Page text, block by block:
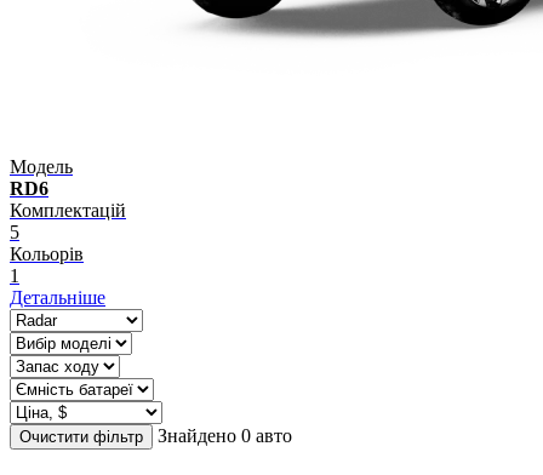
Модель
RD6
Комплектацій
5
Кольорів
1
Детальніше
Очистити фільтр Знайдено 0 авто